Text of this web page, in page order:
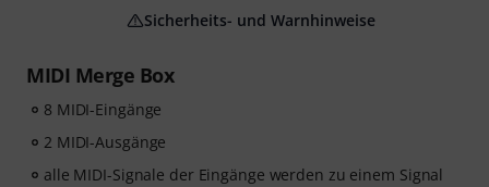
MIDI Merge Box
8 MIDI-Eingänge
2 MIDI-Ausgänge
alle MIDI-Signale der Eingänge werden zu einem Signal
Sicherheits- und Warnhinweise